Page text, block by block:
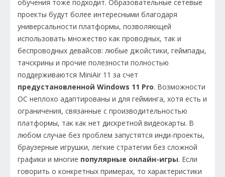
обучения тоже подходит. Образовательные сетевые
проекты будут более интересными благодаря
универсальности платформы, позволяющей
использовать множество как проводных, так и
беспроводных девайсов: любые джойстики, геймпады,
тачскрины и прочие полезности полностью
поддерживаются MiniAir 11 за счет
предустановленной Windows 11 Pro. Возможности
ОС неплохо адаптированы и для гейминга, хотя есть и
ограничения, связанные с производительностью
платформы, так как нет дискретной видеокарты. В
любом случае без проблем запустятся инди-проекты,
браузерные игрушки, легкие стратегии без сложной
графики и многие популярные онлайн-игры. Если
говорить о конкретных примерах, то характеристики